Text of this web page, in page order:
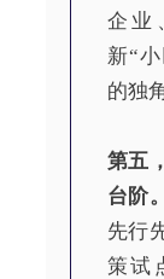
企业
新“
的独
第五
台阶
先行
策试